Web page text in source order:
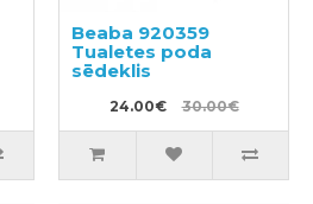
Beaba 920359
Tualetes poda
sēdeklis
24.00€ 30.00€